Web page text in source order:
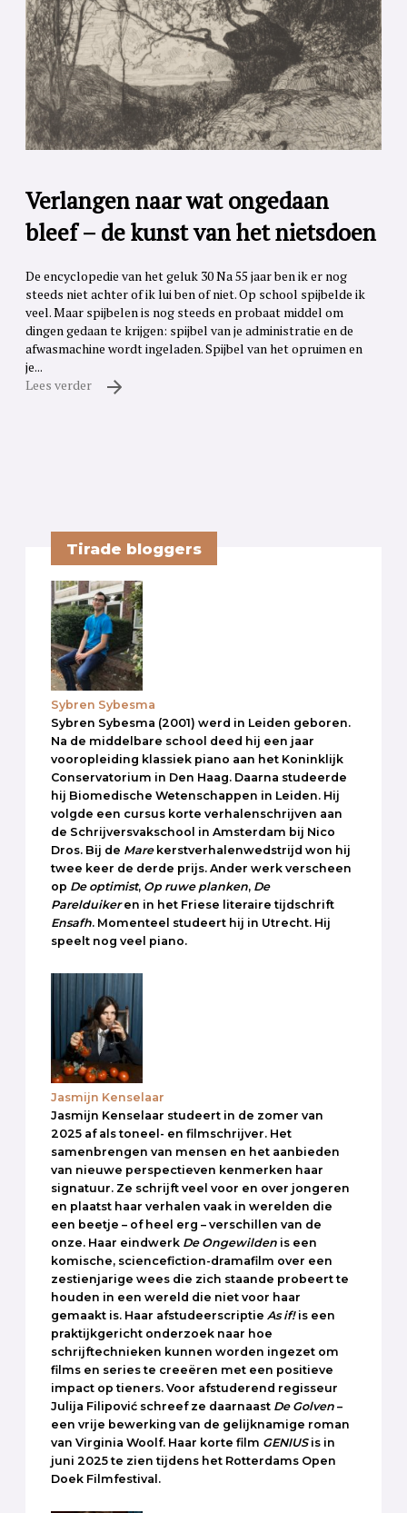
Verlangen naar wat ongedaan
bleef – de kunst van het nietsdoen
De encyclopedie van het geluk 30 Na 55 jaar ben ik er nog
steeds niet achter of ik lui ben of niet. Op school spijbelde ik
veel. Maar spijbelen is nog steeds en probaat middel om
dingen gedaan te krijgen: spijbel van je administratie en de
afwasmachine wordt ingeladen. Spijbel van het opruimen en
je...
Lees verder
Tirade bloggers
Sybren Sybesma
Sybren Sybesma (2001) werd in Leiden geboren.
Na de middelbare school deed hij een jaar
vooropleiding klassiek piano aan het Koninklijk
Conservatorium in Den Haag. Daarna studeerde
hij Biomedische Wetenschappen in Leiden. Hij
volgde een cursus korte verhalenschrijven aan
de Schrijversvakschool in Amsterdam bij Nico
Dros. Bij de Marekerstverhalenwedstrijd won hij
twee keer de derde prijs. Ander werk verscheen
op De optimist, Op ruwe planken, De
Parelduikeren in het Friese literaire tijdschrift
Ensafh. Momenteel studeert hij in Utrecht. Hij
speelt nog veel piano.
Jasmijn Kenselaar
Jasmijn Kenselaar studeert in de zomer van
2025 af als toneel- en filmschrijver. Het
samenbrengen van mensen en het aanbieden
van nieuwe perspectieven kenmerken haar
signatuur. Ze schrijft veel voor en over jongeren
en plaatst haar verhalen vaak in werelden die
een beetje – of heel erg – verschillen van de
onze. Haar eindwerk De Ongewilden is een
komische, sciencefiction-dramafilm over een
zestienjarige wees die zich staande probeert te
houden in een wereld die niet voor haar
gemaakt is. Haar afstudeerscriptie As if! is een
praktijkgericht onderzoek naar hoe
schrijftechnieken kunnen worden ingezet om
films en series te creeëren met een positieve
impact op tieners. Voor afstuderend regisseur
Julija Filipović schreef ze daarnaast De Golven –
een vrije bewerking van de gelijknamige roman
van Virginia Woolf. Haar korte film GENIUSis in
juni 2025 te zien tijdens het Rotterdams Open
Doek Filmfestival.